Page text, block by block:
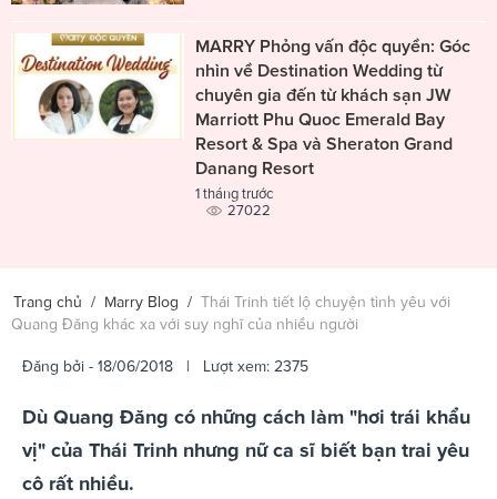
MARRY Phỏng vấn độc quyền: Góc
nhìn về Destination Wedding từ
chuyên gia đến từ khách sạn JW
Marriott Phu Quoc Emerald Bay
Resort & Spa và Sheraton Grand
Danang Resort
1 tháng trước
27022
Trang chủ / Marry Blog / Thái Trinh tiết lộ chuyện tình yêu với
Quang Đăng khác xa với suy nghĩ của nhiều người
Đăng bởi - 18/06/2018 | Lượt xem: 2375
Dù Quang Đăng có những cách làm "hơi trái khẩu
vị" của Thái Trinh nhưng nữ ca sĩ biết bạn trai yêu
cô rất nhiều.